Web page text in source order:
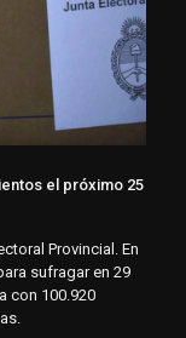
el próximo 25
Provincial. En
sufragar en 29
con 100.920